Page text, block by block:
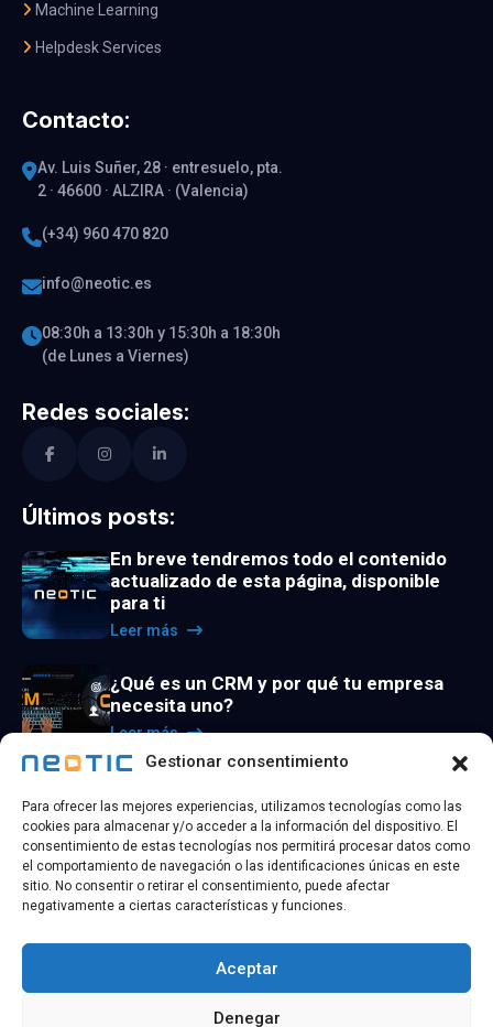
Gestionar consentimiento
Para ofrecer las mejores experiencias, utilizamos tecnologías como las
cookies para almacenar y/o acceder a la información del dispositivo. El
consentimiento de estas tecnologías nos permitirá procesar datos como
el comportamiento de navegación o las identificaciones únicas en este
sitio. No consentir o retirar el consentimiento, puede afectar
negativamente a ciertas características y funciones.
Aceptar
Denegar
Machine Learning
Helpdesk Services
Contacto:
Av. Luis Suñer, 28 · entresuelo, pta.
2 · 46600 · ALZIRA · (Valencia)
(+34) 960 470 820
info@neotic.es
08:30h a 13:30h y 15:30h a 18:30h
(de Lunes a Viernes)
Redes sociales:
Últimos posts:
En breve tendremos todo el contenido
actualizado de esta página, disponible
para ti
Leer más
¿Qué es un CRM y por qué tu empresa
necesita uno?
Leer más
artificial
Leer más
@ 2026 CopyrightNEOTIC TECHNOLOGY| Todos los